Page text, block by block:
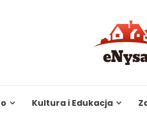
Kultura i Edukacja